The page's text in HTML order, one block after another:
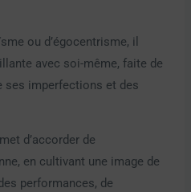
ou d’égocentrisme, il
avec soi-même, faite de
ses imperfections et des
d’accorder de
en cultivant une image de
performances, de